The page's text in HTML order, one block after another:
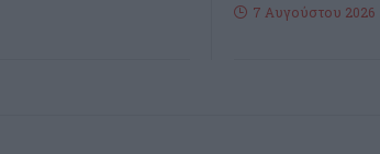
7 Αυγούστου 2026